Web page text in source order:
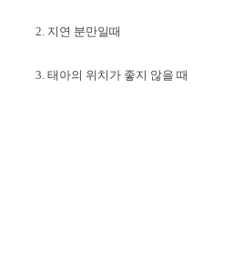
2. 지연 분만일때
3. 태아의 위치가 좋지 않을 때